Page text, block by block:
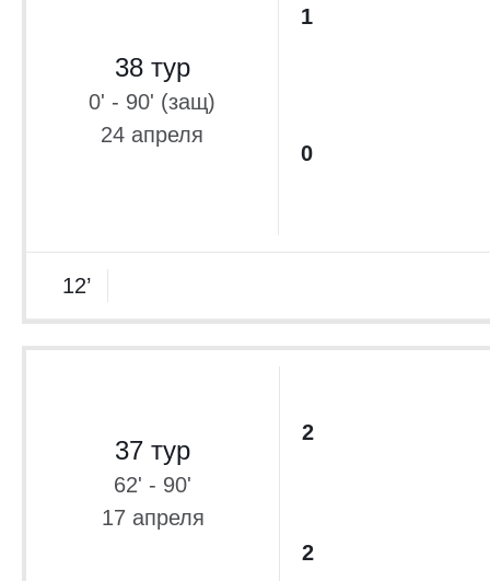
38 тур
0' - 90' (защ)
24 апреля
1
0
12’
37 тур
62' - 90'
17 апреля
2
2